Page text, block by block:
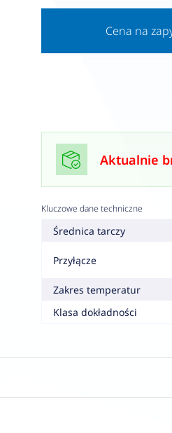
Cena na
Aktualnie
Kluczowe dane techniczne
Średnica tarczy
Przyłącze
Zakres temperatur
Klasa dokładności